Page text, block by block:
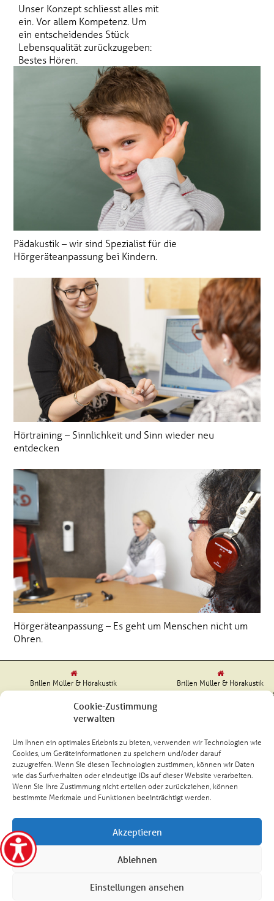
Cookie-Zustimmung
verwalten
Um Ihnen ein optimales Erlebnis zu bieten, verwenden wir Technologien wie
Cookies, um Geräteinformationen zu speichern und/oder darauf
zuzugreifen. Wenn Sie diesen Technologien zustimmen, können wir Daten
wie das Surfverhalten oder eindeutige IDs auf dieser Website verarbeiten.
Wenn Sie Ihre Zustimmung nicht erteilen oder zurückziehen, können
bestimmte Merkmale und Funktionen beeinträchtigt werden.
Akzeptieren
Ablehnen
Einstellungen ansehen
Unser Konzept schliesst alles mit
ein. Vor allem Kompetenz. Um
ein entscheidendes Stück
Lebensqualität zurückzugeben:
Bestes Hören.
Pädakustik – wir sind Spezialist für die
Hörgeräteanpassung bei Kindern.
Hörtraining – Sinnlichkeit und Sinn wieder neu
entdecken
Hörgeräteanpassung – Es geht um Menschen nicht um
Ohren.
Brillen Müller & Hörakustik
Markt 12 | 56812 Cochem
Tel. (02671) 98750
Brillen Müller & Hörakustik
Koblenzer Straße 58 | 56759
IMPRESSUM
Kundenbewertungen und Erfahrungen zu
Brillen Müller GmbH & Co.KG
Empfehlungen auf
SEHR GUT
4,85 / 5,00
37